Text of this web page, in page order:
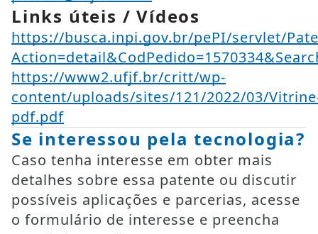
Links úteis / Vídeos
https://busca.inpi.gov.br/pePI/servlet/
https://www2.ufjf.br/critt/wp-
content/uploads/sites/121/2022/03/
pdf.pdf
Se interessou pela tecnologia?
Caso tenha interesse em obter mais
detalhes sobre essa patente ou discutir
possíveis aplicações e parcerias, acesse
o formulário de interesse e preencha